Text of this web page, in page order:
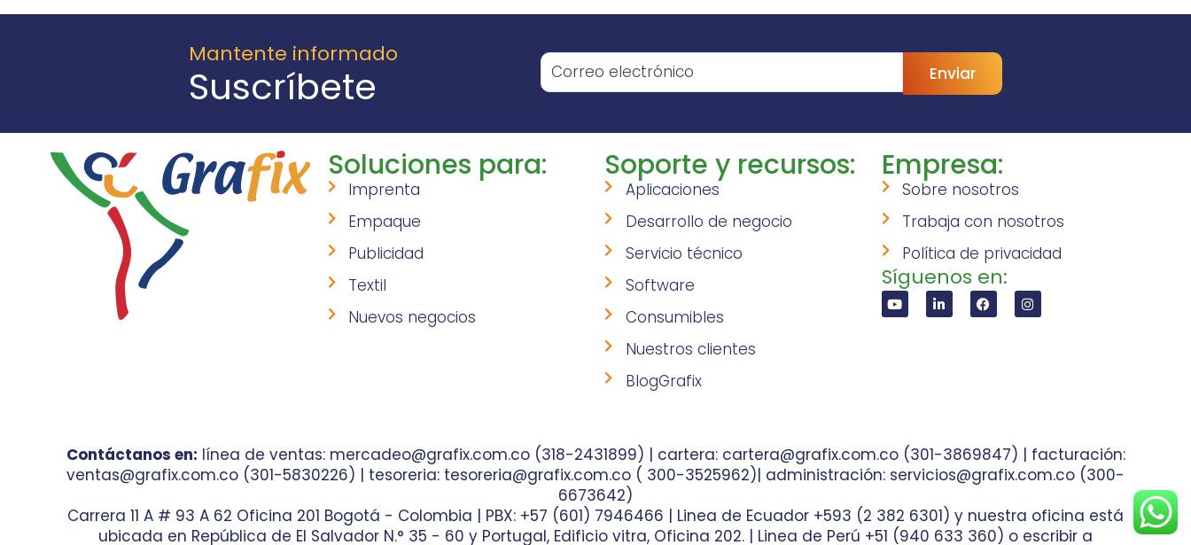
Mantente informado
Suscríbete Enviar
Soluciones para:
Imprenta
Empaque
Publicidad
Textil
Nuevos negocios
Soporte y recursos:
Aplicaciones
Desarrollo de negocio
Servicio técnico
Software
Consumibles
Nuestros clientes
BlogGrafix
Empresa:
Sobre nosotros
Trabaja con nosotros
Política de privacidad
Síguenos en:
Contáctanos en: línea de ventas: mercadeo@grafix.com.co (318-2431899) | cartera: cartera@grafix.com.co (301-3869847) | facturación:
ventas@grafix.com.co (301-5830226) | tesoreria: tesoreria@grafix.com.co ( 300-3525962)| administración: servicios@grafix.com.co (300-
6673642)
Carrera 11 A # 93 A 62 Oficina 201 Bogotá - Colombia | PBX: +57 (601) 7946466 | Linea de Ecuador +593 (2 382 6301) y nuestra oficina está
ubicada en República de El Salvador N.° 35 - 60 y Portugal, Edificio vitra, Oficina 202. | Linea de Perú +51 (940 633 360) o escribir a